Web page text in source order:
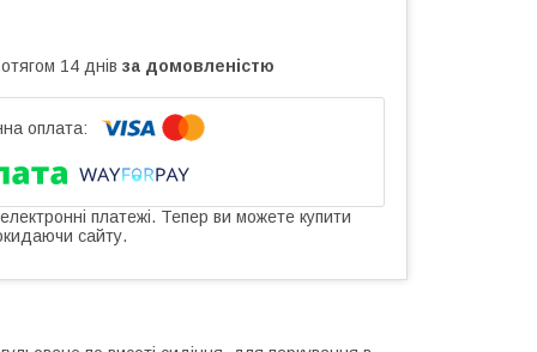
14 днів за домовленістю
платежі. Тепер ви можете купити
сайту.